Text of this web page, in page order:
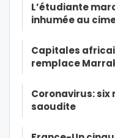
L’étudiante
inhumée au
Capitales
remplace
Coronavirus: six
saoudite